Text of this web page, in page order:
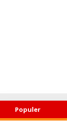
Populer